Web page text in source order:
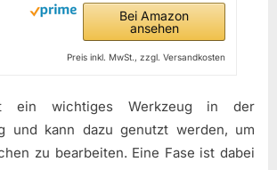
Bei Amazon
ansehen
Preis inkl. MwSt., zzgl. Versandkosten
ein wichtiges Werkzeug in der
und kann dazu genutzt werden, um
zu bearbeiten. Eine Fase ist dabei